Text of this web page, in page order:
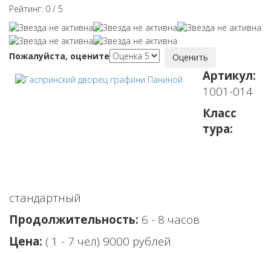
Рейтинг: 0 / 5
Пожалуйста, оцените
Артикул:
1001-014
Класс
тура:
стандартный
Продолжительность: 6 - 8 часов
Цена: ( 1 - 7 чел) 9000 рублей